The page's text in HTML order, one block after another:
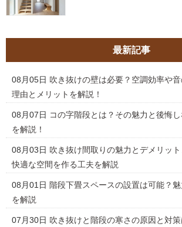
最新記事
08月05日 吹き抜けの壁は必要？空調効率や
理由とメリットを解説！
08月07日 コの字階段とは？その魅力と後悔
を解説！
08月03日 吹き抜け間取りの魅力とデメリッ
快適な空間を作る工夫を解説
08月01日 階段下畳スペースの設置は可能？
を解説
07月30日 吹き抜けと階段の寒さの原因と対